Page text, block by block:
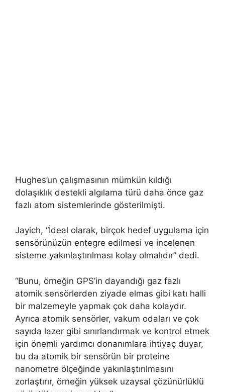
Hughes’un çalışmasının mümkün kıldığı
dolaşıklık destekli algılama türü daha önce gaz
fazlı atom sistemlerinde gösterilmişti.
Jayich, “İdeal olarak, birçok hedef uygulama için
sensörünüzün entegre edilmesi ve incelenen
sisteme yakınlaştırılması kolay olmalıdır” dedi.
“Bunu, örneğin GPS’in dayandığı gaz fazlı
atomik sensörlerden ziyade elmas gibi katı halli
bir malzemeyle yapmak çok daha kolaydır.
Ayrıca atomik sensörler, vakum odaları ve çok
sayıda lazer gibi sınırlandırmak ve kontrol etmek
için önemli yardımcı donanımlara ihtiyaç duyar,
bu da atomik bir sensörün bir proteine ​​
nanometre ölçeğinde yakınlaştırılmasını
zorlaştırır, örneğin yüksek uzaysal çözünürlüklü